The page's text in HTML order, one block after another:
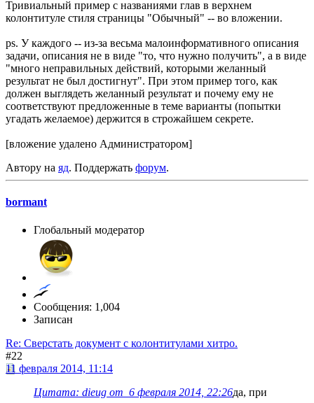
Тривиальный пример с названиями глав в верхнем
колонтитуле стиля страницы "Обычный" -- во вложении.
ps. У каждого -- из-за весьма малоинформативного описания
задачи, описания не в виде "то, что нужно получить", а в виде
"много неправильных действий, которыми желанный
результат не был достигнут". При этом пример того, как
должен выглядеть желанный результат и почему ему не
соответствуют предложенные в теме варианты (попытки
угадать желаемое) держится в строжайшем секрете.
[вложение удалено Администратором]
Автору на яд. Поддержать форум.
bormant
Глобальный модератор
Сообщения: 1,004
Записан
Re: Сверстать документ с колонтитулами хитро.
#22
11 февраля 2014, 11:14
Цитата: dieug от 6 февраля 2014, 22:26да, при